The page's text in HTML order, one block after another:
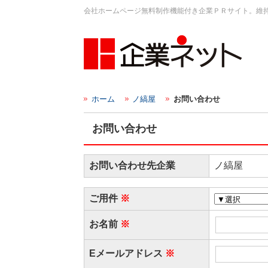
会社ホームページ無料制作機能付き企業ＰＲサイト。
ホーム ノ縞屋 お問い合わせ
お問い合わせ
お問い合わせ先企業 ノ縞屋
ご用件
お名前
Eメールアドレス